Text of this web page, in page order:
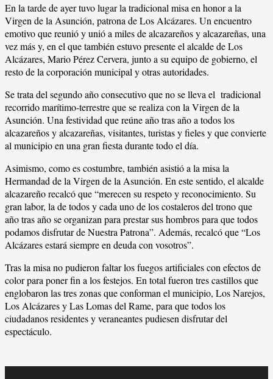
En la tarde de ayer tuvo lugar la tradicional misa en honor a la
Virgen de la Asunción, patrona de Los Alcázares. Un encuentro
emotivo que reunió y unió a miles de alcazareños y alcazareñas, una
vez más y, en el que también estuvo presente el alcalde de Los
Alcázares, Mario Pérez Cervera, junto a su equipo de gobierno, el
resto de la corporación municipal y otras autoridades.
Se trata del segundo año consecutivo que no se lleva el tradicional
recorrido marítimo-terrestre que se realiza con la Virgen de la
Asunción. Una festividad que reúne año tras año a todos los
alcazareños y alcazareñas, visitantes, turistas y fieles y que convierte
al municipio en una gran fiesta durante todo el día.
Asimismo, como es costumbre, también asistió a la misa la
Hermandad de la Virgen de la Asunción. En este sentido, el alcalde
alcazareño recalcó que “merecen su respeto y reconocimiento. Su
gran labor, la de todos y cada uno de los costaleros del trono que
año tras año se organizan para prestar sus hombros para que todos
podamos disfrutar de Nuestra Patrona”. Además, recalcó que “Los
Alcázares estará siempre en deuda con vosotros”.
Tras la misa no pudieron faltar los fuegos artificiales con efectos de
color para poner fin a los festejos. En total fueron tres castillos que
englobaron las tres zonas que conforman el municipio, Los Narejos,
Los Alcázares y Las Lomas del Rame, para que todos los
ciudadanos residentes y veraneantes pudiesen disfrutar del
espectáculo.